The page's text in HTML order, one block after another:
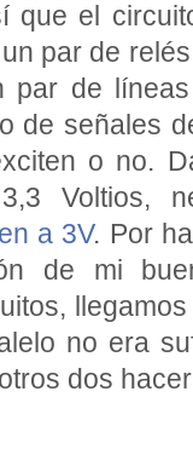
que el
par de
par de
de señales
o no.
Voltios,
a 3V. Por
de mi
no era
dos